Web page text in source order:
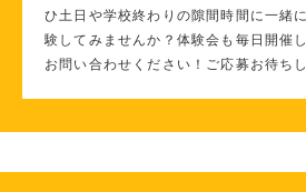
ひ土日や学校終わりの隙間時間に一緒
験してみませんか？体験会も毎日開催
お問い合わせください！ご応募お待ち